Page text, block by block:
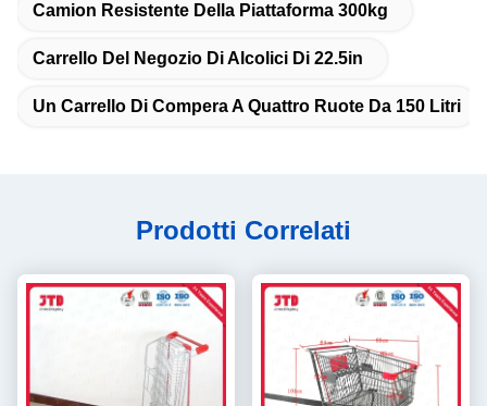
Camion Resistente Della Piattaforma 300kg
Carrello Del Negozio Di Alcolici Di 22.5in
Un Carrello Di Compera A Quattro Ruote Da 150 Litri
Prodotti Correlati